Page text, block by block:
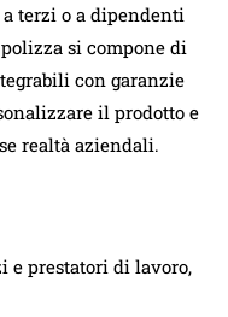
terzi o a dipendenti
si compone di
con garanzie
il prodotto e
realtà aziendali.
e prestatori di lavoro,